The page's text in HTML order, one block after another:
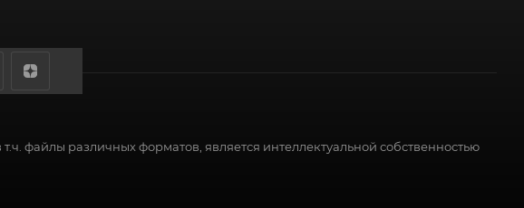
файлы различных форматов, является интеллектуальной собственностью